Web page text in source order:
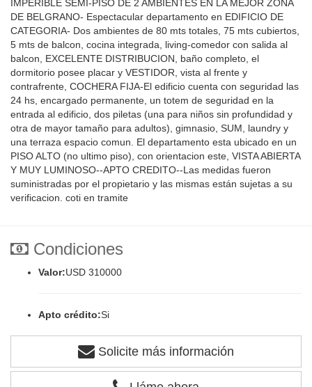
IMPERIBLE SEMI-PISO DE 2 AMBIENTES EN LA MEJOR ZONA
DE BELGRANO- Espectacular departamento en EDIFICIO DE
CATEGORIA- Dos ambientes de 80 mts totales, 75 mts cubiertos,
5 mts de balcon, cocina integrada, living-comedor con salida al
balcon, EXCELENTE DISTRIBUCION, baño completo, el
dormitorio posee placar y VESTIDOR, vista al frente y
contrafrente, COCHERA FIJA-El edificio cuenta con seguridad las
24 hs, encargado permanente, un totem de seguridad en la
entrada al edificio, dos piletas (una para niños sin profundidad y
otra de mayor tamaño para adultos), gimnasio, SUM, laundry y
una terraza espacio comun. El departamento esta ubicado en un
PISO ALTO (no ultimo piso), con orientacion este, VISTA ABIERTA
Y MUY LUMINOSO--APTO CREDITO--Las medidas fueron
suministradas por el propietario y las mismas están sujetas a su
verificacion. coti en tramite
Condiciones
Valor:USD 310000
Apto crédito:Si
Solicite más información